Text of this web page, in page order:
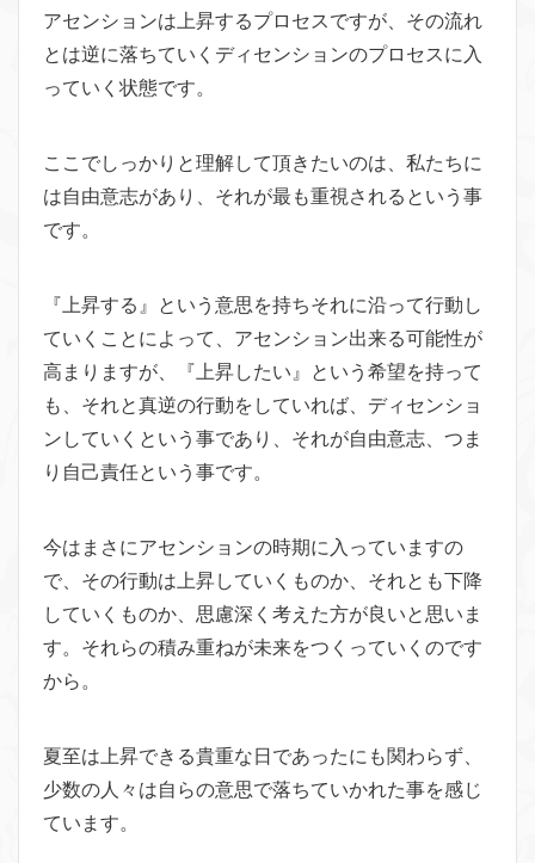
アセンションは上昇するプロセスですが、その流れ
とは逆に落ちていくディセンションのプロセスに入
っていく状態です。
ここでしっかりと理解して頂きたいのは、私たちに
は自由意志があり、それが最も重視されるという事
です。
『上昇する』という意思を持ちそれに沿って行動し
ていくことによって、アセンション出来る可能性が
高まりますが、『上昇したい』という希望を持って
も、それと真逆の行動をしていれば、ディセンショ
ンしていくという事であり、それが自由意志、つま
り自己責任という事です。
今はまさにアセンションの時期に入っていますの
で、その行動は上昇していくものか、それとも下降
していくものか、思慮深く考えた方が良いと思いま
す。それらの積み重ねが未来をつくっていくのです
から。
夏至は上昇できる貴重な日であったにも関わらず、
少数の人々は自らの意思で落ちていかれた事を感じ
ています。